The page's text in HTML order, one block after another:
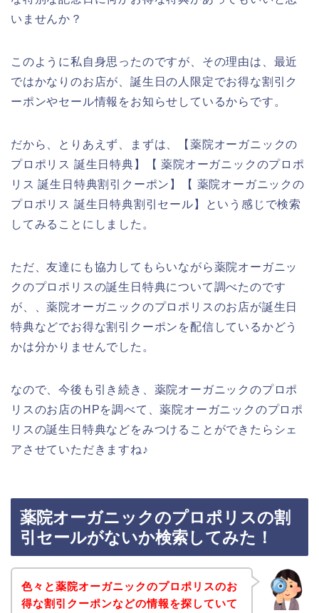
いませんか？
このように私自身思ったのですが、その理由は、最近
ではかなりのお店が、誕生日の人限定でお得な割引ク
ーポンやセール情報をお知らせしているからです。
だから、とりあえず、まずは、【薬院オーガニックの
プロポリス 誕生日特典】【 薬院オーガニックのプロポ
リス 誕生日特典割引クーポン】【 薬院オーガニックの
プロポリス 誕生日特典割引セール】という感じで検索
してみることにしました。
ただ、友達にも協力してもらいながら薬院オーガニッ
クのプロポリスの誕生日特典について調べたのです
が、、薬院オーガニックのプロポリスのお店が誕生日
特典などでお得な割引クーポンを配信しているかどう
かは分かりませんでした。
なので、今後も引き続き、薬院オーガニックのプロポ
リスのお店のHPを調べて、薬院オーガニックのプロポ
リスの誕生日特典などをみつけることができたらシェ
アさせていただきますね♪
薬院オーガニックのプロポリスの割
引セールがないか検索してみた！
色々と薬院オーガニックのプロポリスのお
得な割引クーポンなどの情報を探していて